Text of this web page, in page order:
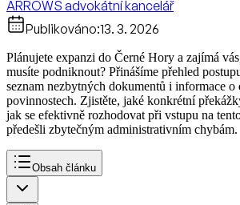
ARROWS advokátní kancelář
Publikováno:13. 3. 2026
Plánujete expanzi do Černé Hory a zajímá
musíte podniknout? Přinášíme přehled
seznam nezbytných dokumentů i informace o
povinnostech. Zjistěte, jaké konkrétní
jak se efektivně rozhodovat při vstupu na
předešli zbytečným administrativním chybám.
Obsah článku